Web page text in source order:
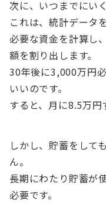
次に、いつまでにい
これは、統計データ
必要な資金を計算し
額を割り出します。
30年後に3,000万円
いいのです。
すると、月に8.5万円
しかし、貯蓄をして
ん。
長期にわたり貯蓄が
必要です。